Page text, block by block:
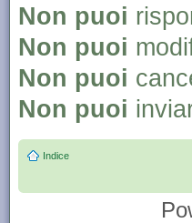
Non puoi
Non puoi
Non puoi
Non puoi
Indice